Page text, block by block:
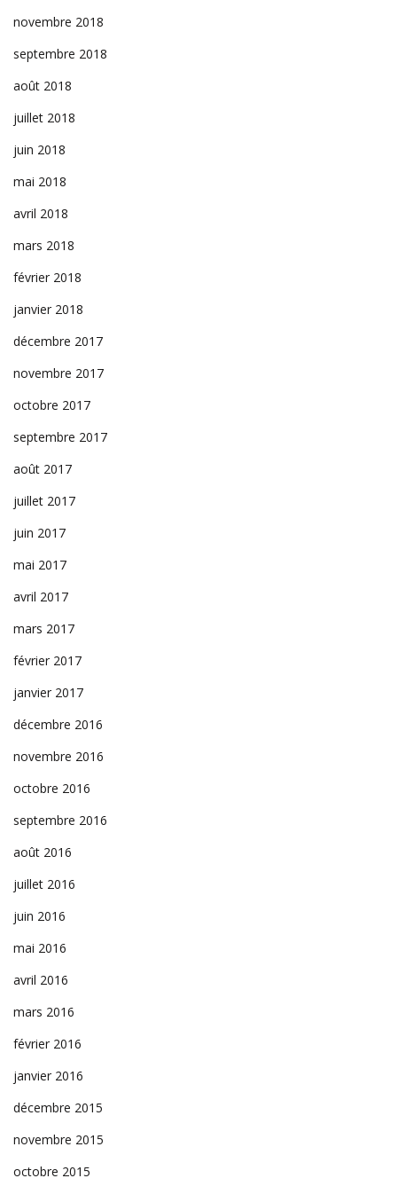
novembre 2018
septembre 2018
août 2018
juillet 2018
juin 2018
mai 2018
avril 2018
mars 2018
février 2018
janvier 2018
décembre 2017
novembre 2017
octobre 2017
septembre 2017
août 2017
juillet 2017
juin 2017
mai 2017
avril 2017
mars 2017
février 2017
janvier 2017
décembre 2016
novembre 2016
octobre 2016
septembre 2016
août 2016
juillet 2016
juin 2016
mai 2016
avril 2016
mars 2016
février 2016
janvier 2016
décembre 2015
novembre 2015
octobre 2015